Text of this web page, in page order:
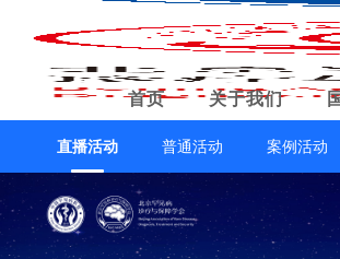
首页 关于我们
直播活动 普通活动 案例活动